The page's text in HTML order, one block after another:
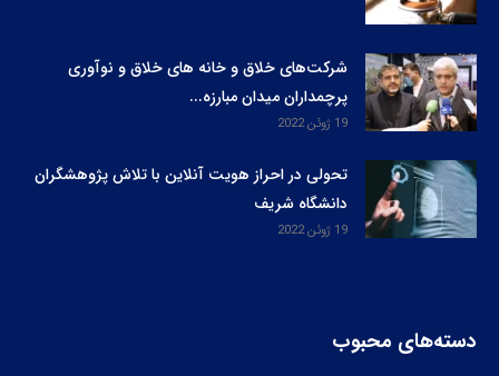
شرکت‌های خلاق و خانه های خلاق و نوآوری
پرچمداران میدان مبارزه...
19 ژوئن 2022
تحولی در احراز هویت آنلاین با تلاش پژوهشگران
دانشگاه شریف
19 ژوئن 2022
دسته‌های محبوب